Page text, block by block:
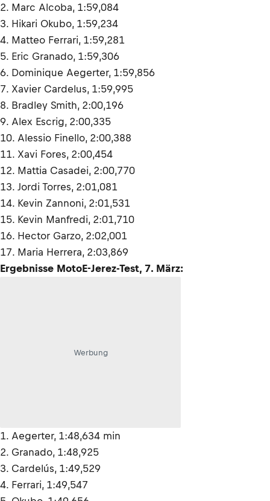
2. Marc Alcoba, 1:59,084
3. Hikari Okubo, 1:59,234
4. Matteo Ferrari, 1:59,281
5. Eric Granado, 1:59,306
6. Dominique Aegerter, 1:59,856
7. Xavier Cardelus, 1:59,995
8. Bradley Smith, 2:00,196
9. Alex Escrig, 2:00,335
10. Alessio Finello, 2:00,388
11. Xavi Fores, 2:00,454
12. Mattia Casadei, 2:00,770
13. Jordi Torres, 2:01,081
14. Kevin Zannoni, 2:01,531
15. Kevin Manfredi, 2:01,710
16. Hector Garzo, 2:02,001
17. Maria Herrera, 2:03,869
Ergebnisse MotoE-Jerez-Test, 7. März:
Werbung
1. Aegerter, 1:48,634 min
2. Granado, 1:48,925
3. Cardelús, 1:49,529
4. Ferrari, 1:49,547